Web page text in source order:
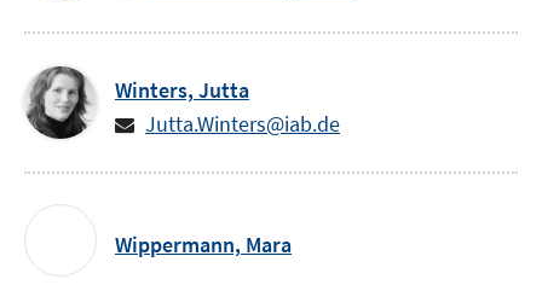
Winters, Jutta
Jutta.Winters@iab.de
Wippermann, Mara